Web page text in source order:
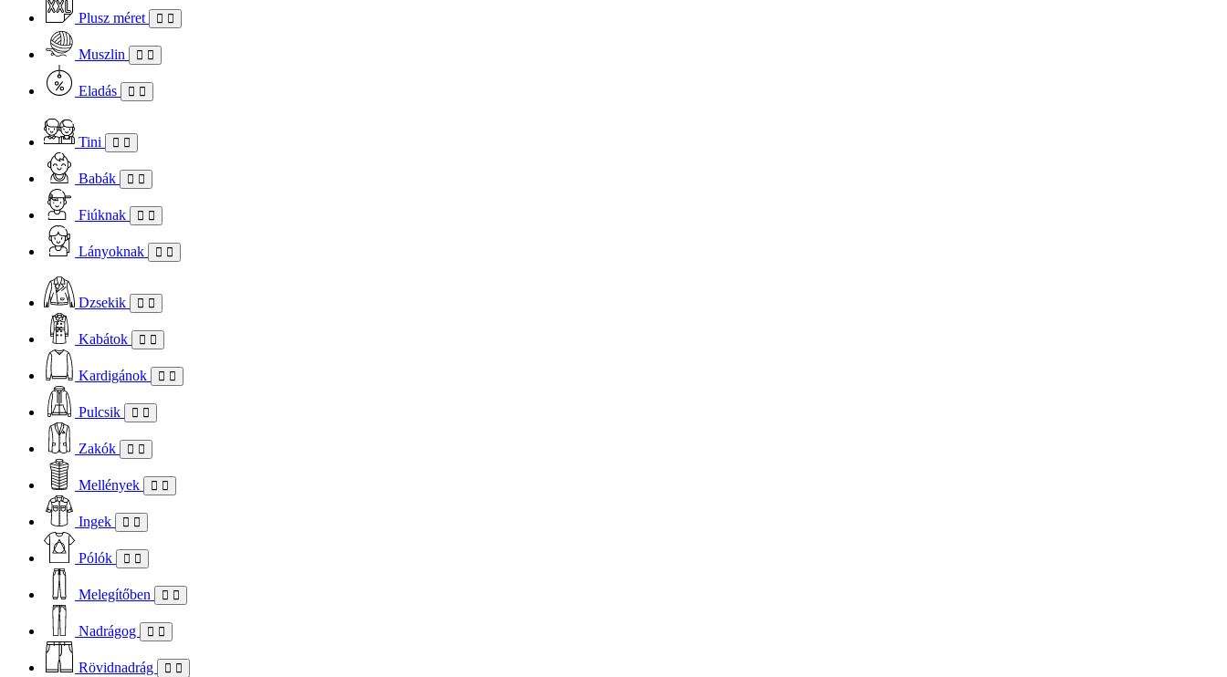
Plusz méret
Muszlin
Eladás
Tini
Babák
Fiúknak
Lányoknak
Dzsekik
Kabátok
Kardigánok
Pulcsik
Zakók
Mellények
Ingek
Pólók
Melegítőben
Nadrágog
Rövidnadrág